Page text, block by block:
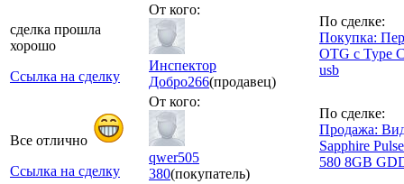
сделка прошла
хорошо
Ссылка на сделку
От кого:
Инспектор
Добро266(продавец)
По сделке:
Покупка:
OTG с Type
usb
Все отлично
Ссылка на сделку
От кого:
qwer505
380(покупатель)
По сделке:
Продажа:
Sapphire
580 8GB